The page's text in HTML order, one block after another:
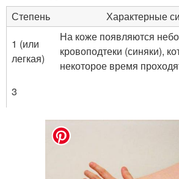
Степень
Характерные
1 (или
легкая)
На коже появляются
кровоподтеки (синяки),
некоторое время
3